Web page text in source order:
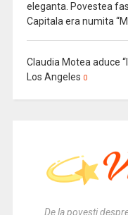
eleganta. Povestea
Capitala era numita
Claudia Motea aduce
Los Angeles 0
De la povesti